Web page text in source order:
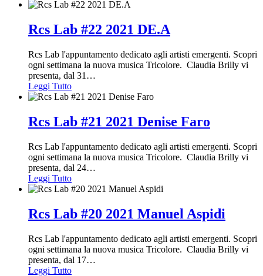
Rcs Lab #22 2021 DE.A
Rcs Lab l'appuntamento dedicato agli artisti emergenti. Scopri
ogni settimana la nuova musica Tricolore. Claudia Brilly vi
presenta, dal 31 …
Leggi Tutto
Rcs Lab #21 2021 Denise Faro
Rcs Lab l'appuntamento dedicato agli artisti emergenti. Scopri
ogni settimana la nuova musica Tricolore. Claudia Brilly vi
presenta, dal 24…
Leggi Tutto
Rcs Lab #20 2021 Manuel Aspidi
Rcs Lab l'appuntamento dedicato agli artisti emergenti. Scopri
ogni settimana la nuova musica Tricolore. Claudia Brilly vi
presenta, dal 17…
Leggi Tutto